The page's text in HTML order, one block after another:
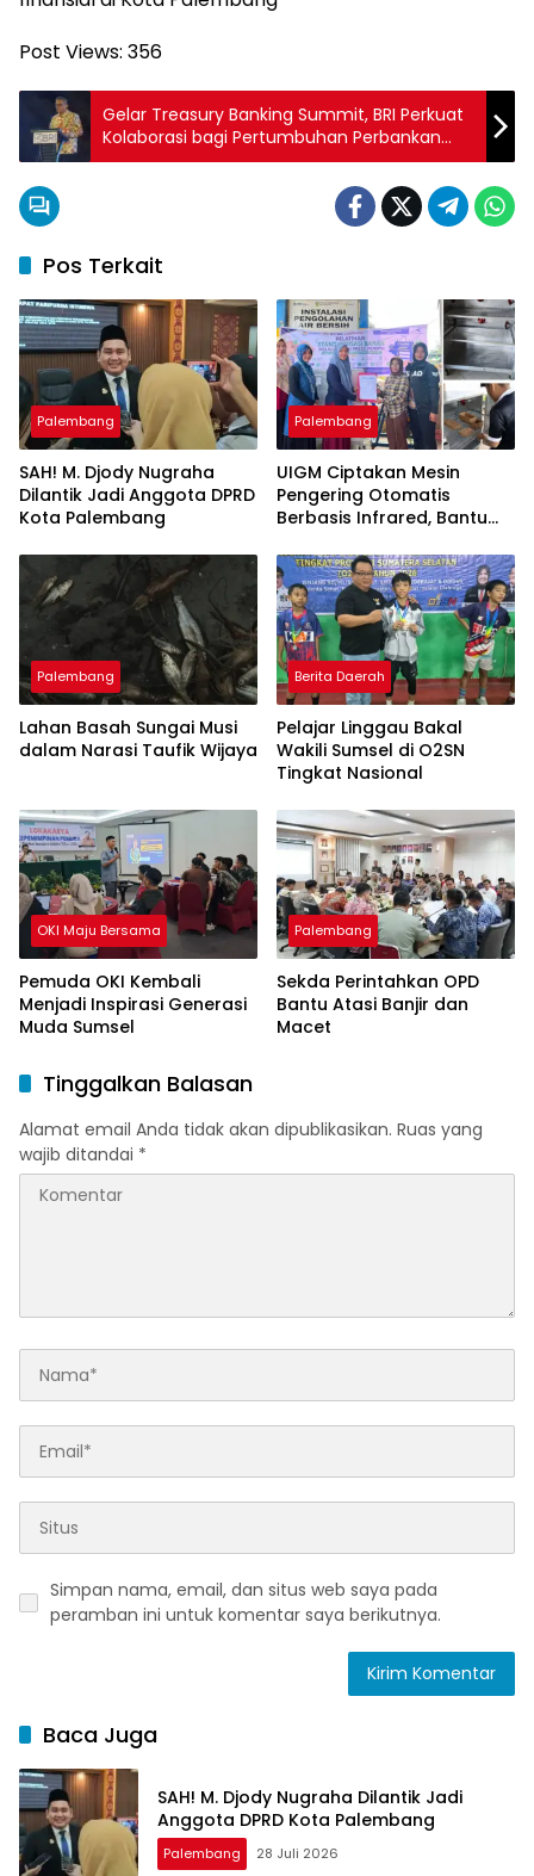
Post Views: 356
Gelar Treasury Banking Summit, BRI Perkuat
Kolaborasi bagi Pertumbuhan Perbankan
Nasional
Pos Terkait
Palembang
SAH! M. Djody Nugraha
Dilantik Jadi Anggota DPRD
Kota Palembang
Palembang
UIGM Ciptakan Mesin
Pengering Otomatis
Berbasis Infrared, Bantu
Pulau Kemaro
Palembang
Lahan Basah Sungai Musi
dalam Narasi Taufik Wijaya
Berita Daerah
Pelajar Linggau Bakal
Wakili Sumsel di O2SN
Tingkat Nasional
OKI Maju Bersama
Pemuda OKI Kembali
Menjadi Inspirasi Generasi
Muda Sumsel
Palembang
Sekda Perintahkan OPD
Bantu Atasi Banjir dan
Macet
Tinggalkan Balasan
Alamat email Anda tidak akan dipublikasikan. Ruas yang
wajib ditandai *
Simpan nama, email, dan situs web saya pada
peramban ini untuk komentar saya berikutnya.
Baca Juga
SAH! M. Djody Nugraha Dilantik Jadi
Anggota DPRD Kota Palembang
Palembang 28 Juli 2026